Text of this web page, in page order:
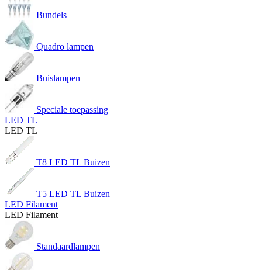
Bundels
Quadro lampen
Buislampen
Speciale toepassing
LED TL
LED TL
T8 LED TL Buizen
T5 LED TL Buizen
LED Filament
LED Filament
Standaardlampen